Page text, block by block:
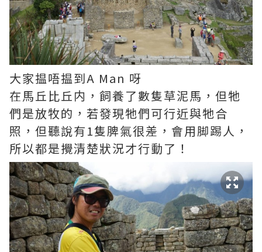
大家揾唔揾到A Man 呀
在馬丘比丘内，飼養了數隻草泥馬，但牠
們是放牧的，若發現牠們可行近與牠合
照，但聽說有1隻脾氣很差，會用脚踢人，
所以都是攪清楚狀況才行動了！